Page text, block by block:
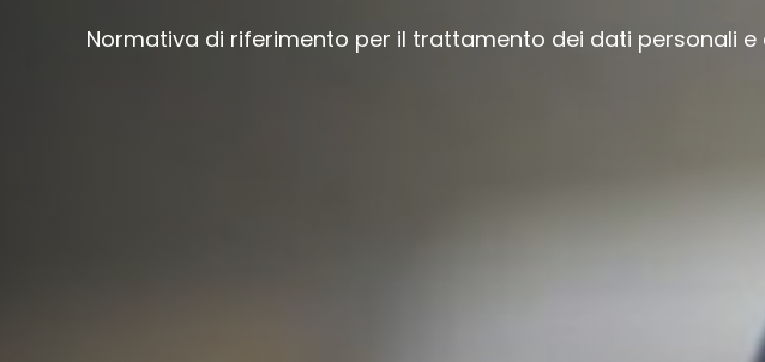
Normativa di riferimento per il trattamento dei dati personali e